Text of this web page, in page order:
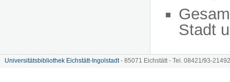
Stadt
Universitätsbibliothek Eichstätt-Ingolstadt- 85071 Eichstätt - Tel. 08421/93-